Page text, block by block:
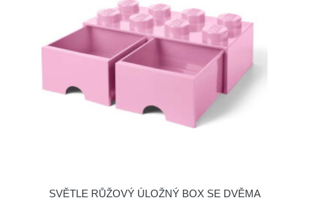
SVĚTLE RŮŽOVÝ ÚLOŽNÝ BOX SE DVĚMA